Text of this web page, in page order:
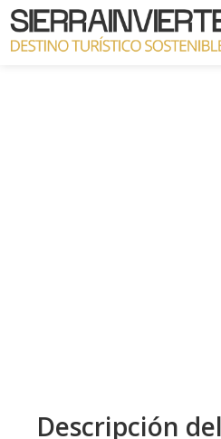
Descripción